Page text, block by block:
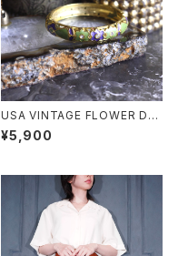
USA VINTAGE FLOWER DE
SIGN METAL BANGLE/アメリ
カ古着お花デザインメタルバン
¥5,900